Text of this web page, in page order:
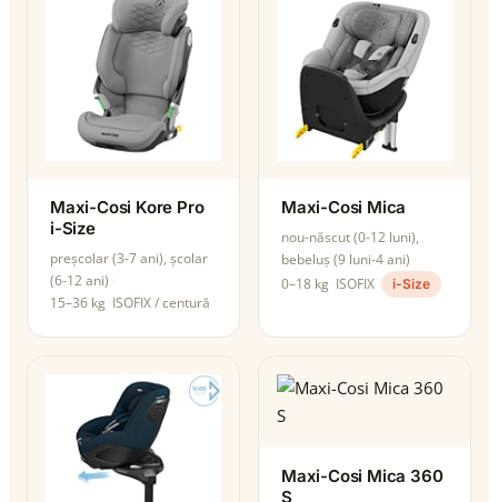
Maxi-Cosi Kore Pro
i-Size
preșcolar (3-7 ani), școlar
(6-12 ani)
15–36 kg ISOFIX / centură
Maxi-Cosi Mica
nou-născut (0-12 luni),
bebeluș (9 luni-4 ani)
0–18 kg ISOFIX i-Size
Maxi-Cosi Mica 360
S